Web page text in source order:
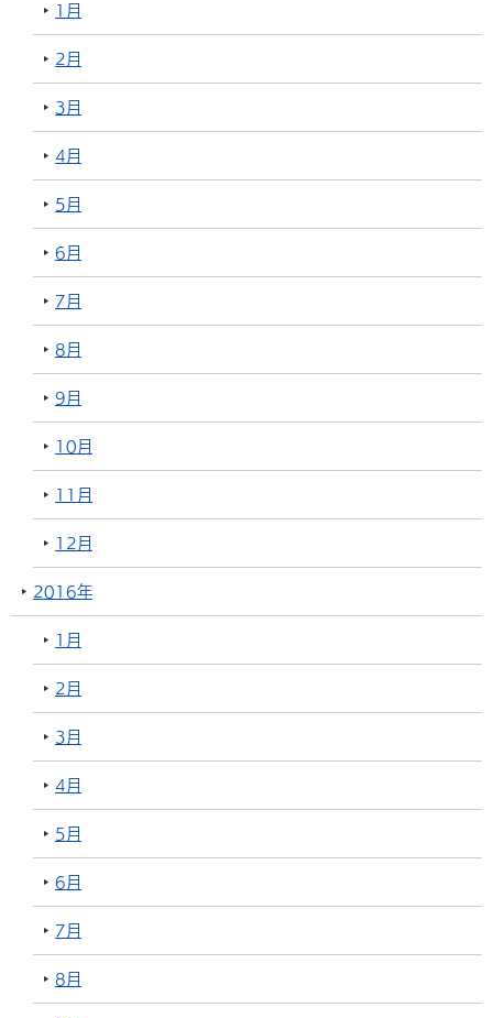
1月
2月
3月
4月
5月
6月
7月
8月
9月
10月
11月
12月
2016年
1月
2月
3月
4月
5月
6月
7月
8月